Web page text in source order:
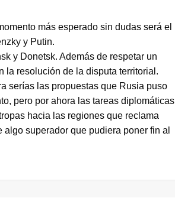
más esperado sin dudas será el
y Putin.
y Donetsk. Además de respetar un
la resolución de la disputa territorial.
serías las propuestas que Rusia puso
pero por ahora las tareas diplomáticas
hacia las regiones que reclama
superador que pudiera poner fin al